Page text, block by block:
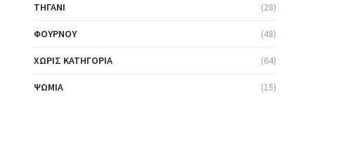
ΤΗΓΆΝΙ (28)
ΦΟΎΡΝΟΥ (48)
ΧΩΡΊΣ ΚΑΤΗΓΟΡΊΑ (64)
ΨΩΜΙΆ (15)